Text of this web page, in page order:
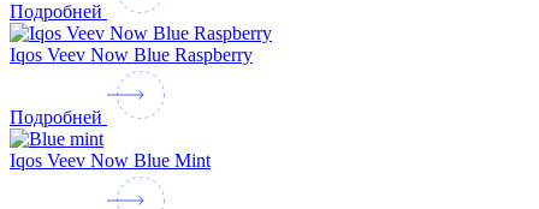
Подробней
Iqos Veev Now Blue Raspberry
Подробней
Iqos Veev Now Blue Mint